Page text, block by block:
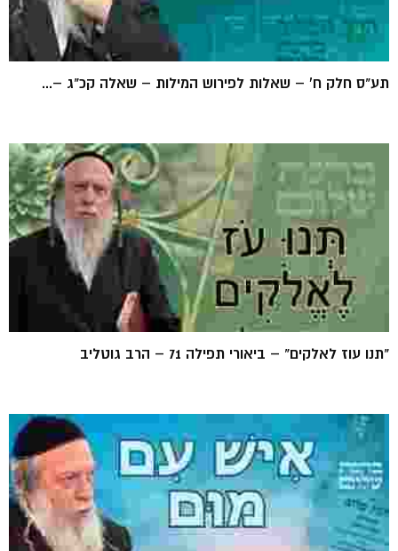
תע"ס חלק ח' – שאלות לפירוש המילות – שאלה קכ"ג –...
"תנו עוז לאלקים" – ביאורי תפילה 71 – הרב גוטליב